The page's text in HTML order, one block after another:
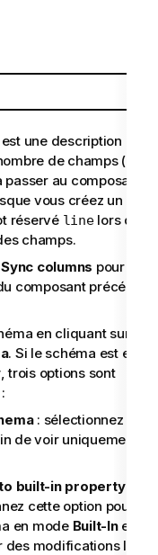
une description de
de champs
au composant
vous créez un Job
réservé linelors du
champs.
Sync columns pour
composant précédent
en cliquant sur le
. Si le schéma est en
, trois options sont
: sélectionnez cette
de voir uniquement le
built-in property:
cette option pour
en mode Built-Inet
des modifications